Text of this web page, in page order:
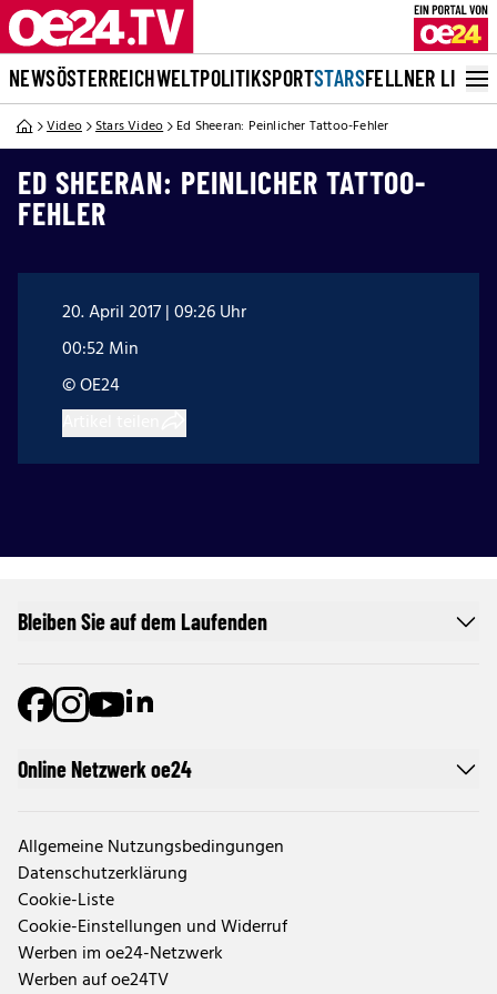
NEWSÖSTERREICHWELTPOLITIKSPORTSTARSFELLNER LIVE
Video Stars Video Ed Sheeran: Peinlicher Tattoo-Fehler
ED SHEERAN: PEINLICHER TATTOO-
FEHLER
20. April 2017 | 09:26 Uhr
00:52 Min
© OE24
Online Netzwerk oe24
Allgemeine Nutzungsbedingungen
Datenschutzerklärung
Cookie-Liste
Cookie-Einstellungen und Widerruf
Werben im oe24-Netzwerk
Werben auf oe24TV
Bleiben Sie auf dem Laufenden